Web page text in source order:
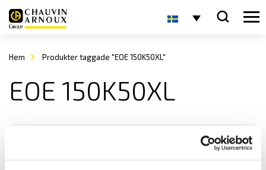
Hem Produkter taggade "EOE 150K50XL"
EOE 150K50XL